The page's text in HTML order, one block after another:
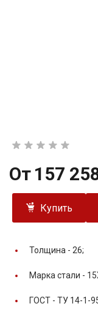
От 157
Купить
Толщина - 26;
Марка стали -
ГОСТ - ТУ 14-1-